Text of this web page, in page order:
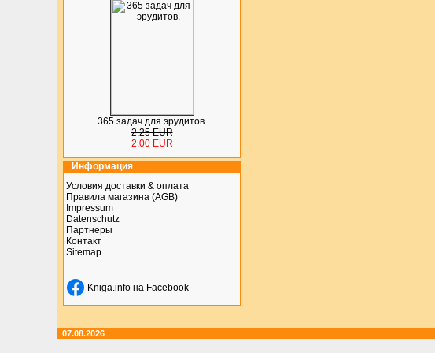
365 задач для эрудитов.
2.25 EUR
2.00 EUR
Информация
Условия доставки & оплата
Правила магазина (AGB)
Impressum
Datenschutz
Партнеры
Контакт
Sitemap
Kniga.info на Facebook
07.08.2026